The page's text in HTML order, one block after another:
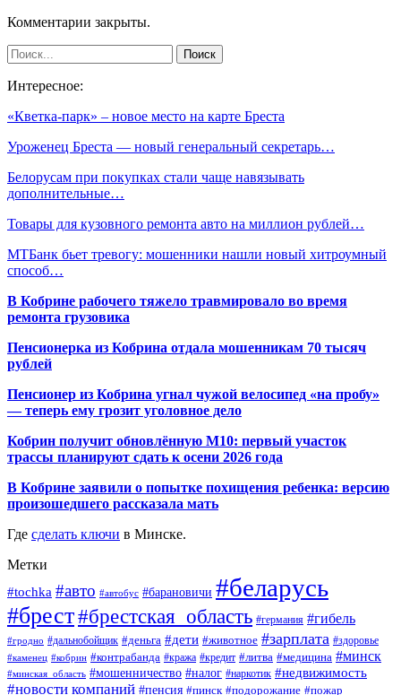
Комментарии закрыты.
Интересное:
«Кветка-парк» – новое место на карте Бреста
Уроженец Бреста — новый генеральный секретарь…
Белорусам при покупках стали чаще навязывать
дополнительные…
Товары для кузовного ремонта авто на миллион рублей…
МТБанк бьет тревогу: мошенники нашли новый хитроумный
способ…
В Кобрине рабочего тяжело травмировало во время
ремонта грузовика
Пенсионерка из Кобрина отдала мошенникам 70 тысяч
рублей
Пенсионер из Кобрина угнал чужой велосипед «на пробу»
— теперь ему грозит уголовное дело
Кобрин получит обновлённую М10: первый участок
трассы планируют сдать к осени 2026 года
В Кобрине заявили о попытке похищения ребенка: версию
произошедшего рассказала мать
Где сделать ключи в Минске.
Метки
#tochka #авто #автобус #барановичи #беларусь
#брест#брестская_область #германия #гибель
#гродно #дальнобойщик #деньга #дети #животное #зарплата #здоровье
#каменец #кобрин #контрабанда #кража #кредит #литва #медицина #минск
#минская_область #мошенничество #налог #наркотик #недвижимость
#новости компаний #пенсия #пинск #подорожание #пожар